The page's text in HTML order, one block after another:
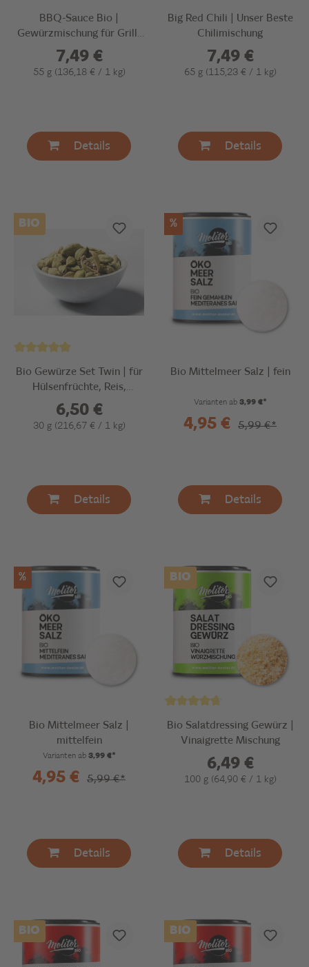
BBQ-Sauce Bio |
Gewürzmischung für Grill-
& Bratensoße
7,49 €
55 g (136,18 € / 1 kg)
Details
Big Red Chili | Unser Beste
Chilimischung
7,49 €
65 g (115,23 € / 1 kg)
Details
BIO
Bio Gewürze Set Twin | für
Hülsenfrüchte, Reis,
Pasta...
6,50 €
30 g (216,67 € / 1 kg)
Details
%
Bio Mittelmeer Salz | fein
Varianten ab3,99 €*
4,95 € 5,99 €*
Details
%
Bio Mittelmeer Salz |
mittelfein
Varianten ab3,99 €*
4,95 € 5,99 €*
Details
BIO
Bio Salatdressing Gewürz |
Vinaigrette Mischung
6,49 €
100 g (64,90 € / 1 kg)
Details
BIO BIO